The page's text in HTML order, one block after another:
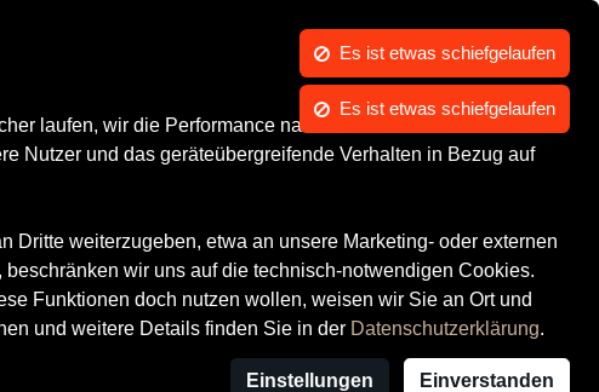
laufen, wir die Performance nachvollziehen und Ihnen in
Nutzer und das geräteübergreifende Verhalten in Bezug auf
weiterzugeben, etwa an unsere Marketing- oder externen
wir uns auf die technisch-notwendigen Cookies.
Funktionen doch nutzen wollen, weisen wir Sie an Ort und
und weitere Details finden Sie in der Datenschutzerklärung.
Einstellungen Einverstanden
Mein Konto Warenkorb
Marken
Es ist etwas schiefgelaufen
Es ist etwas schiefgelaufen